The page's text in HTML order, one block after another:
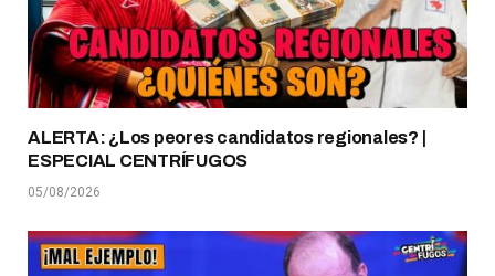
ALERTA: ¿Los peores candidatos regionales? |
ESPECIAL CENTRÍFUGOS
05/08/2026